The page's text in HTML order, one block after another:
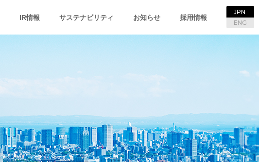
IR情報 サステナビリティ お知らせ 採用情報
JPN
ENG